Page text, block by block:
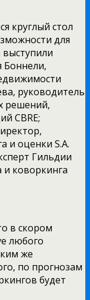
круглый стол
для
выступили
Боннели,
руководитель
решений,
CBRE;
и оценки S.A.
Гильдии
и коворкинга
в скором
любого
же
по прогнозам
будет